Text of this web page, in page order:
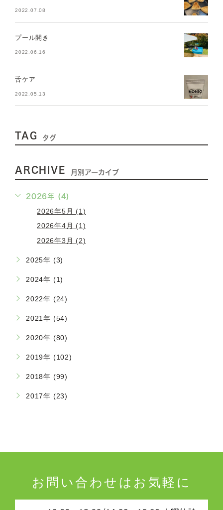
2022.07.08
プール開き
2022.06.16
舌ケア
2022.05.13
TAG タグ
ARCHIVE 月別アーカイブ
2026年 (4)
2026年5月 (1)
2026年4月 (1)
2026年3月 (2)
2025年 (3)
2024年 (1)
2022年 (24)
2021年 (54)
2020年 (80)
2019年 (102)
2018年 (99)
2017年 (23)
お問い合わせはお気軽に